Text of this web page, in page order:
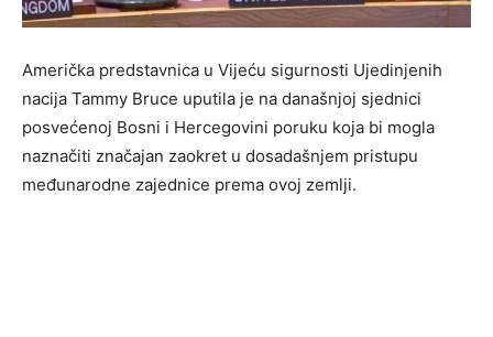
Američka predstavnica u Vijeću sigurnosti Ujedinjenih
nacija Tammy Bruce uputila je na današnjoj sjednici
posvećenoj Bosni i Hercegovini poruku koja bi mogla
naznačiti značajan zaokret u dosadašnjem pristupu
međunarodne zajednice prema ovoj zemlji.